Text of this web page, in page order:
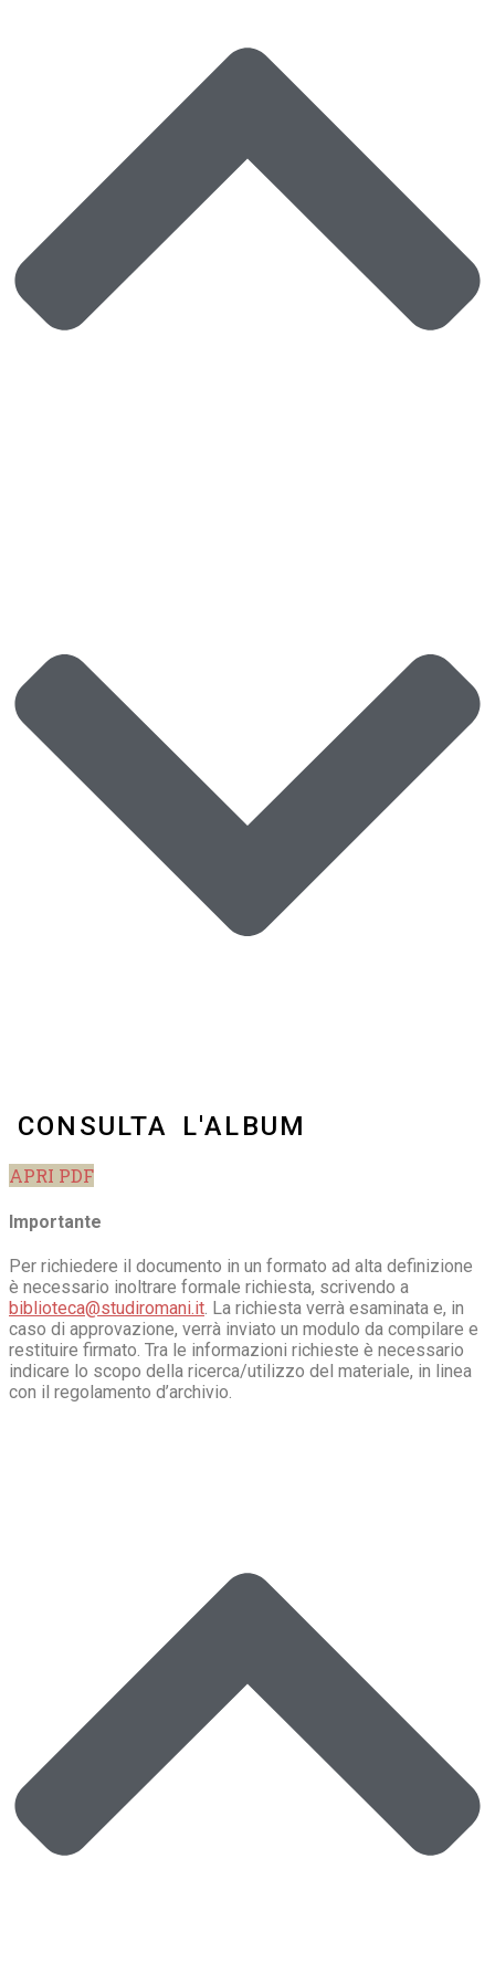
CONSULTA L'ALBUM
APRI PDF
Importante
Per richiedere il documento in un formato ad alta definizione
è necessario inoltrare formale richiesta, scrivendo a
biblioteca@studiromani.it. La richiesta verrà esaminata e, in
caso di approvazione, verrà inviato un modulo da compilare e
restituire firmato. Tra le informazioni richieste è necessario
indicare lo scopo della ricerca/utilizzo del materiale, in linea
con il regolamento d’archivio.